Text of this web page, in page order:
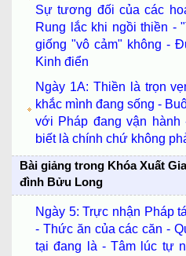
Sự tương đối của các
Rung lắc khi ngồi thiền -
giống "vô cảm" không -
Kinh điển
Ngày 1A: Thiền là trọn
khắc mình đang sống -
với Pháp đang vận hành
biết là chính chứ không
Bài giảng trong Khóa Xuất
đình Bửu Long
Ngày 5: Trực nhận Pháp
- Thức ăn của các căn -
tại đang là - Tâm lúc tự